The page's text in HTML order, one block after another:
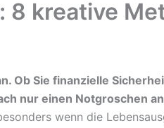
8 kreative
Ob Sie finanzielle
nur einen Notgroschen
wenn die